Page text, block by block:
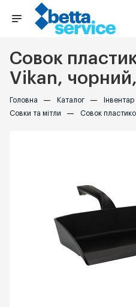
Совок
Vikan,
Головна — Каталог —
Совки та мітли — Совок